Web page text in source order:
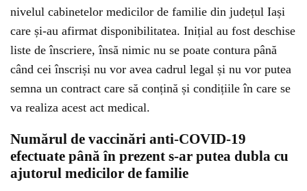
nivelul cabinetelor medicilor de familie din județul Iași
care și-au afirmat disponibilitatea. Inițial au fost deschise
liste de înscriere, însă nimic nu se poate contura până
când cei înscriși nu vor avea cadrul legal și nu vor putea
semna un contract care să conțină și condițiile în care se
va realiza acest act medical.
Numărul de vaccinări anti-COVID-19
efectuate până în prezent s-ar putea dubla cu
ajutorul medicilor de familie